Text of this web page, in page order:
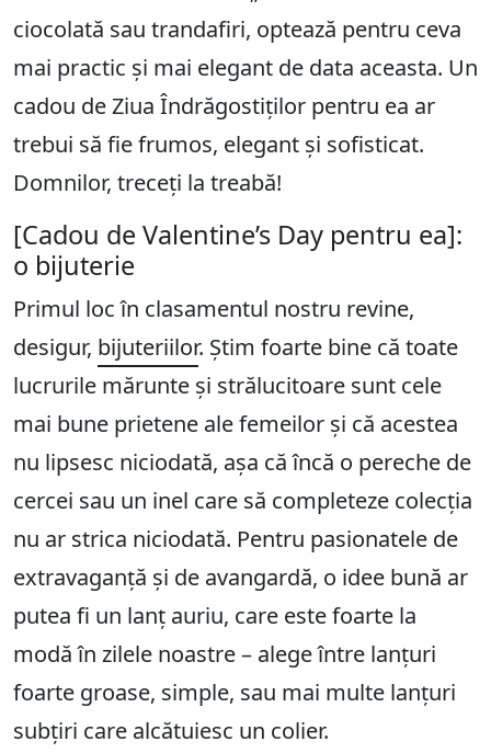
ciocolată sau trandafiri, optează pentru ceva
mai practic și mai elegant de data aceasta. Un
cadou de Ziua Îndrăgostiților pentru ea ar
trebui să fie frumos, elegant și sofisticat.
Domnilor, treceți la treabă!
[Cadou de Valentine’s Day pentru ea]:
o bijuterie
Primul loc în clasamentul nostru revine,
desigur, bijuteriilor. Știm foarte bine că toate
lucrurile mărunte și strălucitoare sunt cele
mai bune prietene ale femeilor și că acestea
nu lipsesc niciodată, așa că încă o pereche de
cercei sau un inel care să completeze colecția
nu ar strica niciodată. Pentru pasionatele de
extravaganță și de avangardă, o idee bună ar
putea fi un lanț auriu, care este foarte la
modă în zilele noastre – alege între lanțuri
foarte groase, simple, sau mai multe lanțuri
subțiri care alcătuiesc un colier.